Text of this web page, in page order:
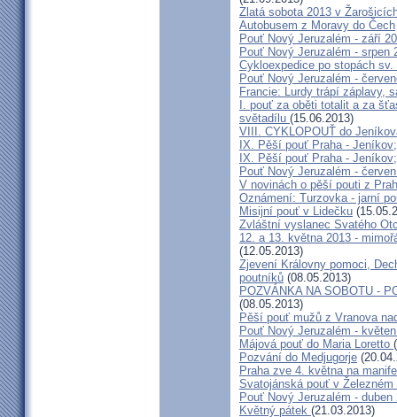
Zlatá sobota 2013 v
Autobusem z Moravy do Čech
Pouť Nový Jeruzalém - září
Pouť Nový Jeruzalém - srpen
Cykloexpedice po stopách
Pouť Nový Jeruzalém -
Francie: Lurdy trápí záplavy,
I. pouť za oběti totalit a za
světadílu (15.06.2013)
VIII. CYKLOPOUŤ do
IX. Pěší pouť Praha -
IX. Pěší pouť Praha -
Pouť Nový Jeruzalém -
V novinách o pěší pouti z
Oznámení: Turzovka - jarní
Misijní pouť v Lidečku
Zvláštní vyslanec Svatého
12. a 13. května 2013 -
(12.05.2013)
Zjevení Královny pomoci,
poutníků (08.05.2013)
POZVÁNKA NA SOBOTU -
(08.05.2013)
Pěší pouť mužů z Vranova
Pouť Nový Jeruzalém -
Májová pouť do Maria Loretto
Pozvání do Medjugorje
Praha zve 4. května na
Svatojánská pouť v Železném
Pouť Nový Jeruzalém - duben
Květný pátek (21.03.2013)